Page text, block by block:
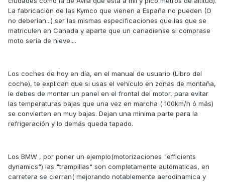
La fabricación de las Kymco que vienen a España no pueden (O
no deberían...) ser las mismas especificaciones que las que se
matriculen en Canada y aparte que un canadiense si comprase
moto sería de nieve....
Los coches de hoy en día, en el manual de usuario (Libro del
coche), te explican que si usas el vehículo en zonas de montaña,
le debes de montar un panel en el frontal del motor, para evitar
las temperaturas bajas que una vez en marcha ( 100km/h ó más)
se convierten en muy bajas. Dejan una mínima parte para la
refrigeración y lo demás queda tapado.
Los BMW , por poner un ejemplo(motorizaciones "efficients
dynamics") las "trampillas" son completamente autómaticas, en
carretera se cierran( mejorando notablemente aerodinamica y